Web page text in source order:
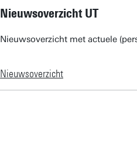
Nieuwsoverzicht UT
Nieuwsoverzicht met actuele
Nieuwsoverzicht